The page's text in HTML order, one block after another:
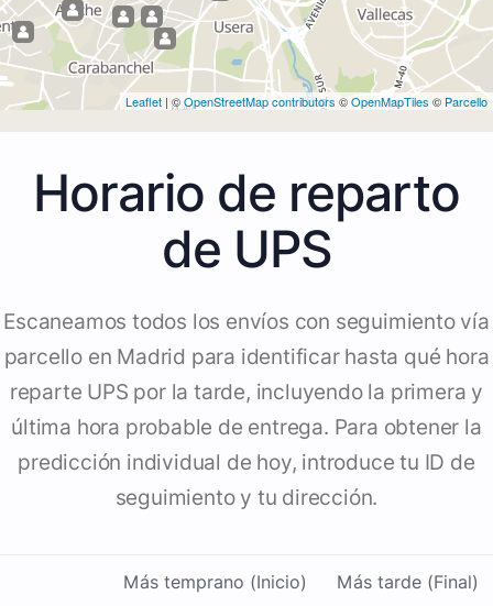
Leaflet | ©OpenStreetMap contributors ©OpenMapTiles © Parcello
Horario de reparto
de UPS
Escaneamos todos los envíos con seguimiento vía
parcello en Madrid para identificar hasta qué hora
reparte UPS por la tarde, incluyendo la primera y
última hora probable de entrega. Para obtener la
predicción individual de hoy, introduce tu ID de
seguimiento y tu dirección.
Más temprano (Inicio) Más tarde (Final)